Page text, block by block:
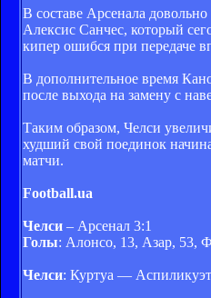
В составе Арсенала
Алексис Санчес, который
кипер ошибся при передаче
В дополнительное время
после выхода на замену с
Таким образом, Челси
худший свой поединок
матчи.
Football.ua
Челси – Арсенал 3:1
Голы: Алонсо, 13, Азар, 53,
Челси: Куртуа —